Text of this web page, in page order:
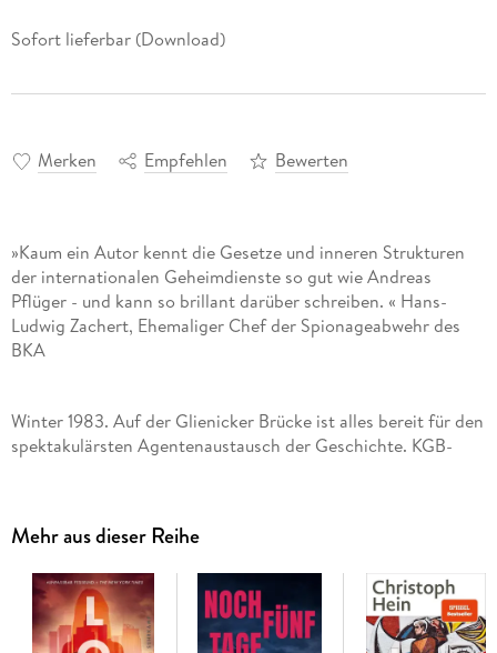
Sofort lieferbar (Download)
Merken Empfehlen Bewerten
»Kaum ein Autor kennt die Gesetze und inneren Strukturen
der internationalen Geheimdienste so gut wie Andreas
Pflüger - und kann so brillant darüber schreiben. « Hans-
Ludwig Zachert, Ehemaliger Chef der Spionageabwehr des
BKA
Winter 1983. Auf der Glienicker Brücke ist alles bereit für den
spektakulärsten Agentenaustausch der Geschichte. KGB-
auf der Brücke wird Nina in ein Inferno gerissen, und das
Schicksal von ihr und Rem wird zu einer Frage von Krieg und
Frieden zwischen den Supermächten.
Mehr aus dieser Reihe